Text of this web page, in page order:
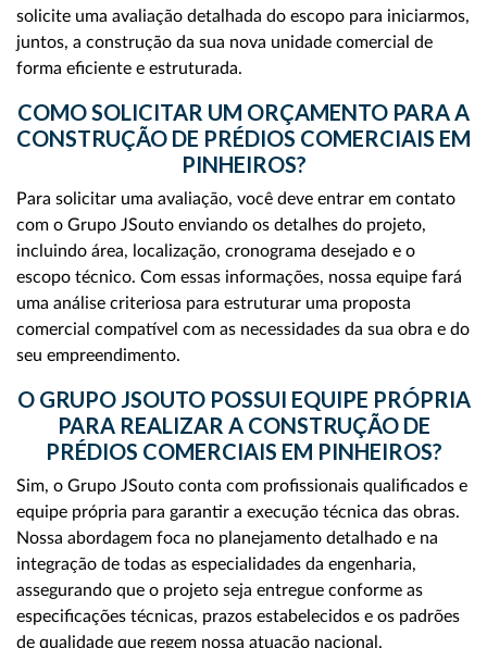
solicite uma avaliação detalhada do escopo para iniciarmos,
juntos, a construção da sua nova unidade comercial de
forma eficiente e estruturada.
COMO SOLICITAR UM ORÇAMENTO PARA A
CONSTRUÇÃO DE PRÉDIOS COMERCIAIS EM
PINHEIROS?
Para solicitar uma avaliação, você deve entrar em contato
com o Grupo JSouto enviando os detalhes do projeto,
incluindo área, localização, cronograma desejado e o
escopo técnico. Com essas informações, nossa equipe fará
uma análise criteriosa para estruturar uma proposta
comercial compatível com as necessidades da sua obra e do
seu empreendimento.
O GRUPO JSOUTO POSSUI EQUIPE PRÓPRIA
PARA REALIZAR A CONSTRUÇÃO DE
PRÉDIOS COMERCIAIS EM PINHEIROS?
Sim, o Grupo JSouto conta com profissionais qualificados e
equipe própria para garantir a execução técnica das obras.
Nossa abordagem foca no planejamento detalhado e na
integração de todas as especialidades da engenharia,
assegurando que o projeto seja entregue conforme as
especificações técnicas, prazos estabelecidos e os padrões
de qualidade que regem nossa atuação nacional.